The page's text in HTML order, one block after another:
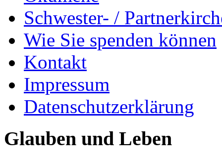
Schwester- /
Wie Sie spenden können
Kontakt
Impressum
Datenschutzerklärung
Glauben und Leben